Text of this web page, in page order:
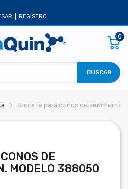
REGISTRO
0
BUSCAR
Soporte para conos de
DE
MODELO 388050